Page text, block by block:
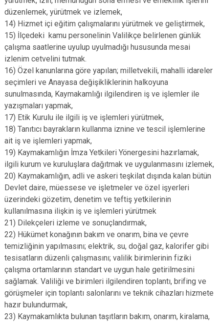
düzenlemek, yürütmek ve izlemek,
14) Hizmet içi eğitim çalışmalarını yürütmek ve geliştirmek,
15) İlçedeki kamu personelinin Valilikçe belirlenen günlük
çalışma saatlerine uyulup uyulmadığı hususunda mesai
izlenim cetvelini tutmak.
16) Özel kanunlarına göre yapılan; milletvekili, mahalli idareler
seçimleri ve Anayasa değişikliklerinin halkoyuna
sunulmasında, Kaymakamlığı ilgilendiren iş ve işlemler ile
yazışmaları yapmak,
17) Etik Kurulu ile ilgili iş ve işlemleri yürütmek,
18) Tanıtıcı bayrakların kullanma iznine ve tescil işlemlerine
ait iş ve işlemleri yapmak,
19) Kaymakamlığın İmza Yetkileri Yönergesini hazırlamak,
ilgili kurum ve kuruluşlara dağıtmak ve uygulanmasını izlemek,
20) Kaymakamlığın, adli ve askeri teşkilat dışında kalan bütün
Devlet daire, müessese ve işletmeler ve özel işyerleri
üzerindeki gözetim, denetim ve teftiş yetkilerinin
kullanılmasına ilişkin iş ve işlemleri yürütmek
21) Dilekçeleri izleme ve sonuçlandırmak,
22) Hükümet konağının bakım ve onarım, bina ve çevre
temizliğinin yapılmasını; elektrik, su, doğal gaz, kalorifer gibi
tesisatların düzenli çalışmasını; valilik birimlerinin fiziki
çalışma ortamlarının standart ve uygun hale getirilmesini
sağlamak. Valiliği ve birimleri ilgilendiren toplantı, brifing ve
görüşmeler için toplantı salonlarını ve teknik cihazları hizmete
hazır bulundurmak,
23) Kaymakamlıkta bulunan taşıtların bakım, onarım, kiralama,